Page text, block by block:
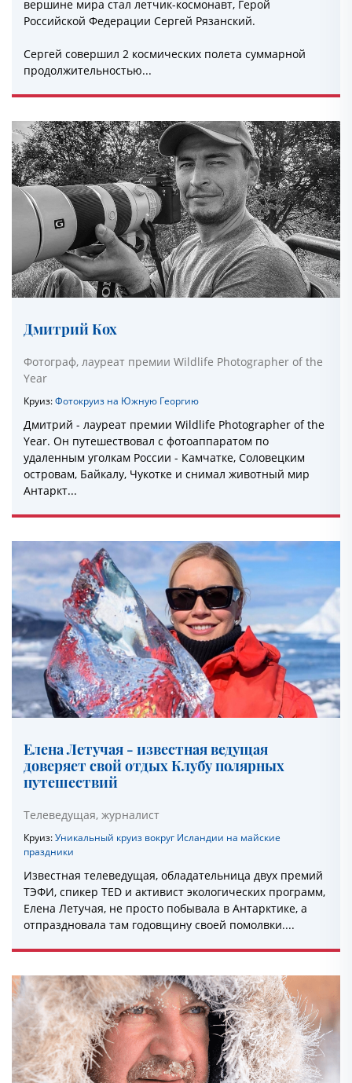
вершине мира стал летчик-космонавт, Герой
Российской Федерации Сергей Рязанский.
Сергей совершил 2 космических полета суммарной
продолжительностью...
Дмитрий Кох
Фотограф, лауреат премии Wildlife Photographer of the
Year
Круиз:Фотокруиз на Южную Георгию
Дмитрий - лауреат премии Wildlife Photographer of the
Year. Он путешествовал с фотоаппаратом по
удаленным уголкам России - Камчатке, Соловецким
островам, Байкалу, Чукотке и снимал животный мир
Антаркт...
Елена Летучая - известная ведущая
доверяет свой отдых Клубу полярных
путешествий
Телеведущая, журналист
Круиз:Уникальный круиз вокруг Исландии на майские
праздники
Известная телеведущая, обладательница двух премий
ТЭФИ, спикер TED и активист экологических программ,
Елена Летучая, не просто побывала в Антарктике, а
отпраздновала там годовщину своей помолвки....